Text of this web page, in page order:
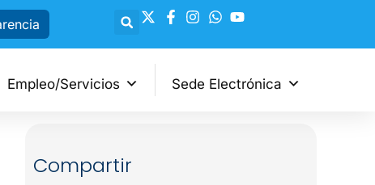
Empleo/Servicios Sede Electrónica
Compartir